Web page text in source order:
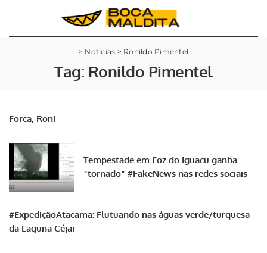
> Notícias > Ronildo Pimentel
Tag: Ronildo Pimentel
Força, Roni
Tempestade em Foz do Iguaçu ganha
“tornado” #FakeNews nas redes sociais
#ExpediçãoAtacama: Flutuando nas águas verde/turquesa
da Laguna Céjar